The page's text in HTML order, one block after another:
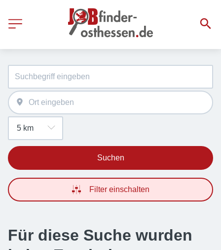
Suchen
Filter einschalten
Für diese Suche wurden